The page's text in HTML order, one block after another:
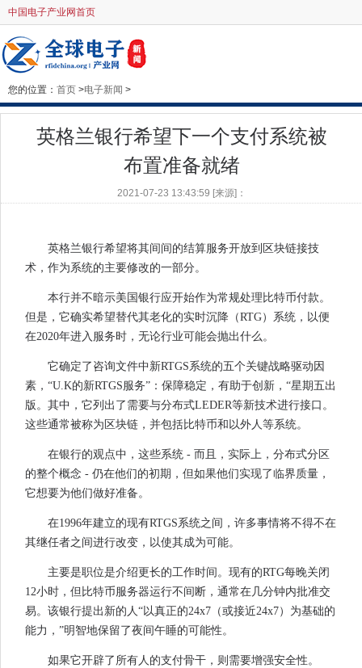
中国电子产业网首页
您的位置： 首页 >电子新闻 >
英格兰银行希望下一个支付系统被
布置准备就绪
2021-07-23 13:43:59 [来源]：
英格兰银行希望将其间间的结算服务开放到区块链接技
术，作为系统的主要修改的一部分。
本行并不暗示美国银行应开始作为常规处理比特币付款。
但是，它确实希望替代其老化的实时沉降（RTG）系统，以便
在2020年进入服务时，无论行业可能会抛出什么。
它确定了咨询文件中新RTGS系统的五个关键战略驱动因
素，“U.K的新RTGS服务”：保障稳定，有助于创新，“星期五出
版。其中，它列出了需要与分布式LEDER等新技术进行接口。
这些通常被称为区块链，并包括比特币和以外人等系统。
在银行的观点中，这些系统 - 而且，实际上，分布式分区
的整个概念 - 仍在他们的初期，但如果他们实现了临界质量，
它想要为他们做好准备。
在1996年建立的现有RTGS系统之间，许多事情将不得不在
其继任者之间进行改变，以使其成为可能。
主要是职位是介绍更长的工作时间。现有的RTG每晚关闭
12小时，但比特币服务器运行不间断，通常在几分钟内批准交
易。该银行提出新的人“以真正的24x7（或接近24x7）为基础的
能力，”明智地保留了夜间午睡的可能性。
如果它开辟了所有人的支付骨干，则需要增强安全性。